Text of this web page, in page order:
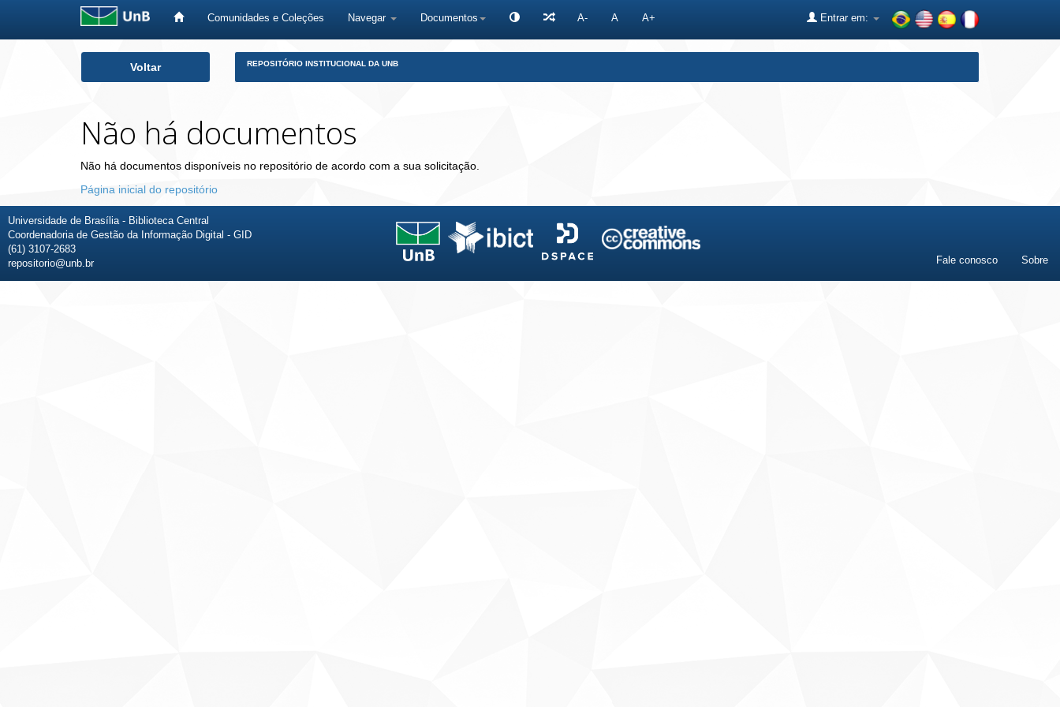
Comunidades e Coleções Navegar Documentos A- A A+ Entrar em:
Voltar REPOSITÓRIO INSTITUCIONAL DA UNB
Não há documentos
Não há documentos disponíveis no repositório de acordo com a sua solicitação.
Página inicial do repositório
Universidade de Brasília - Biblioteca Central
Coordenadoria de Gestão da Informação Digital - GID
(61) 3107-2683
repositorio@unb.br
Fale conosco Sobre